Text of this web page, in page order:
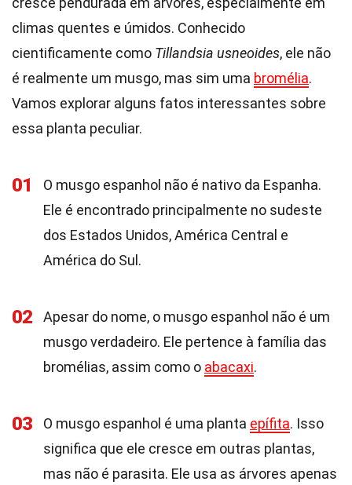
climas quentes e úmidos. Conhecido
cientificamente como Tillandsia usneoides, ele não
é realmente um musgo, mas sim uma bromélia.
Vamos explorar alguns fatos interessantes sobre
essa planta peculiar.
01
O musgo espanhol não é nativo da Espanha.
Ele é encontrado principalmente no sudeste
dos Estados Unidos, América Central e
América do Sul.
02
Apesar do nome, o musgo espanhol não é um
musgo verdadeiro. Ele pertence à família das
bromélias, assim como o abacaxi.
03 O musgo espanhol é uma planta epífita. Isso
significa que ele cresce em outras plantas,
mas não é parasita. Ele usa as árvores apenas